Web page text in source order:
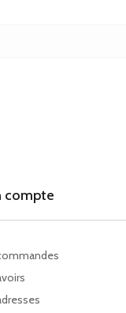
compte